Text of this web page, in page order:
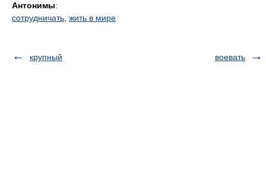
Антонимы:
сотрудничать жить в мире
крупный воевать